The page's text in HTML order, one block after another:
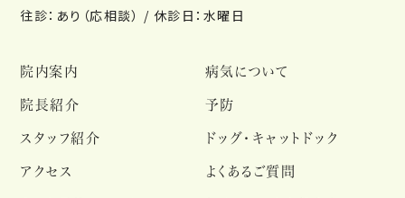
往診：あり（応相談） / 休診日：水曜日
院内案内
院長紹介
スタッフ紹介
アクセス
病気について
予防
ドッグ・キャットドック
よくあるご質問